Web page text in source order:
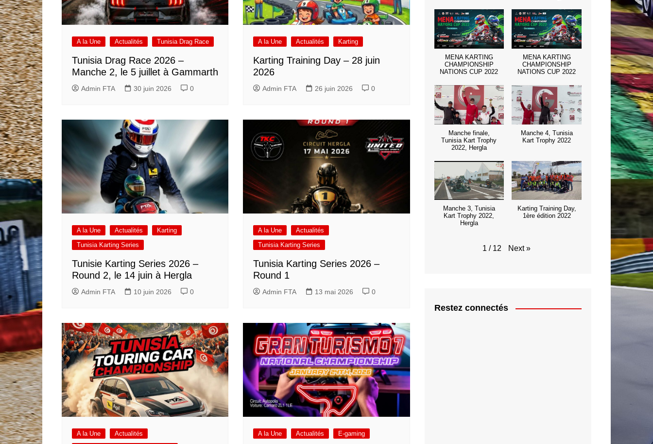
A la Une Actualités Tunisia Drag Race
Tunisia Drag Race 2026 –
Manche 2, le 5 juillet à Gammarth
Admin FTA 30 juin 2026 0
A la Une Actualités Karting
Karting Training Day – 28 juin
2026
Admin FTA 26 juin 2026 0
A la Une Actualités
Karting
Tunisia Karting Series
Tunisie Karting Series 2026 –
Round 2, le 14 juin à Hergla
Admin FTA 10 juin 2026 0
A la Une
Actualités
Tunisia Karting Series
Tunisia Karting Series 2026 –
Round 1
Admin FTA 13 mai 2026 0
A la Une
Actualités
A la Une Actualités E-gaming
MENA KARTING
CHAMPIONSHIP
NATIONS CUP 2022
MENA KARTING
CHAMPIONSHIP
NATIONS CUP 2022
Manche finale,
Tunisia Kart Trophy
2022, Hergla
Manche 4, Tunisia
Kart Trophy 2022
Manche 3, Tunisia
Kart Trophy 2022,
Hergla
Karting Training Day,
1ère édition 2022
1 / 12 Next »
Restez connectés